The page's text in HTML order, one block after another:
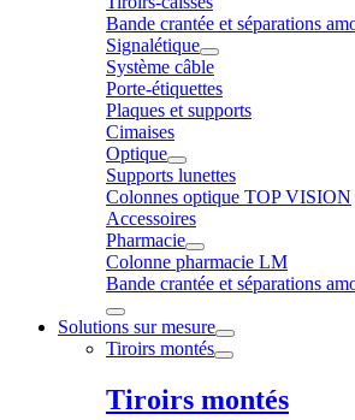
Bande crantée et séparations
Signalétique
Système câble
Porte-étiquettes
Plaques et supports
Cimaises
Optique
Supports lunettes
Colonnes optique TOP VISION
Accessoires
Pharmacie
Colonne pharmacie LM
Bande crantée et séparations
Solutions sur mesure
Tiroirs montés
Tiroirs montés